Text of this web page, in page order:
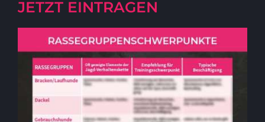
JETZT EINTRAGEN